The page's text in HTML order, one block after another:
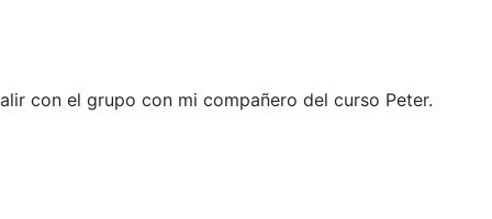
con el grupo con mi compañero del curso Peter.